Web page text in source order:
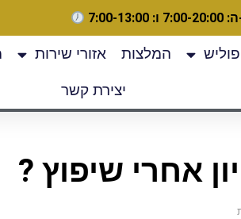
פוליש המלצות אזורי שירות
יצירת קשר
אחרי שיפוץ ?